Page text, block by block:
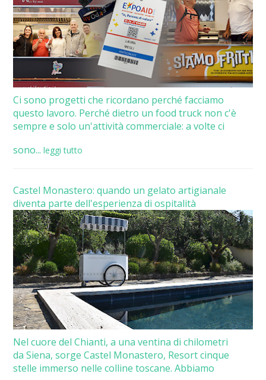
Ci sono progetti che ricordano perché facciamo
questo lavoro. Perché dietro un food truck non c'è
sempre e solo un'attività commerciale: a volte ci
sono... leggi tutto
Castel Monastero: quando un gelato artigianale
diventa parte dell'esperienza di ospitalità
Nel cuore del Chianti, a una ventina di chilometri
da Siena, sorge Castel Monastero, Resort cinque
stelle immerso nelle colline toscane. Abbiamo